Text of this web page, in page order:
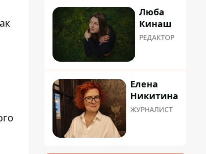
Люба
Кинаш
РЕДАКТОР
Елена
Никитина
ЖУРНАЛИСТ